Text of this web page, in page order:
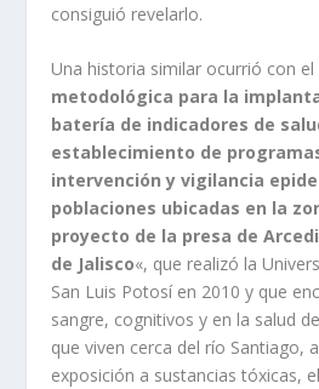
consiguió revelarlo.
Una historia similar ocurrió con
metodológica para la
batería de indicadores de
establecimiento de
intervención y vigilancia
poblaciones ubicadas en la
proyecto de la presa de
de Jalisco«, que realizó la
San Luis Potosí en 2010 y que
sangre, cognitivos y en la salud
que viven cerca del río Santiago,
exposición a sustancias tóxicas,